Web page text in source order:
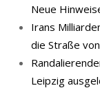
Neue
Irans
die Straße
Leipzig